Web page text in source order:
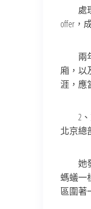
處理
offer，
兩年
廂，以
涯，應
2、
北京總
她發
螞蟻一
區圍著